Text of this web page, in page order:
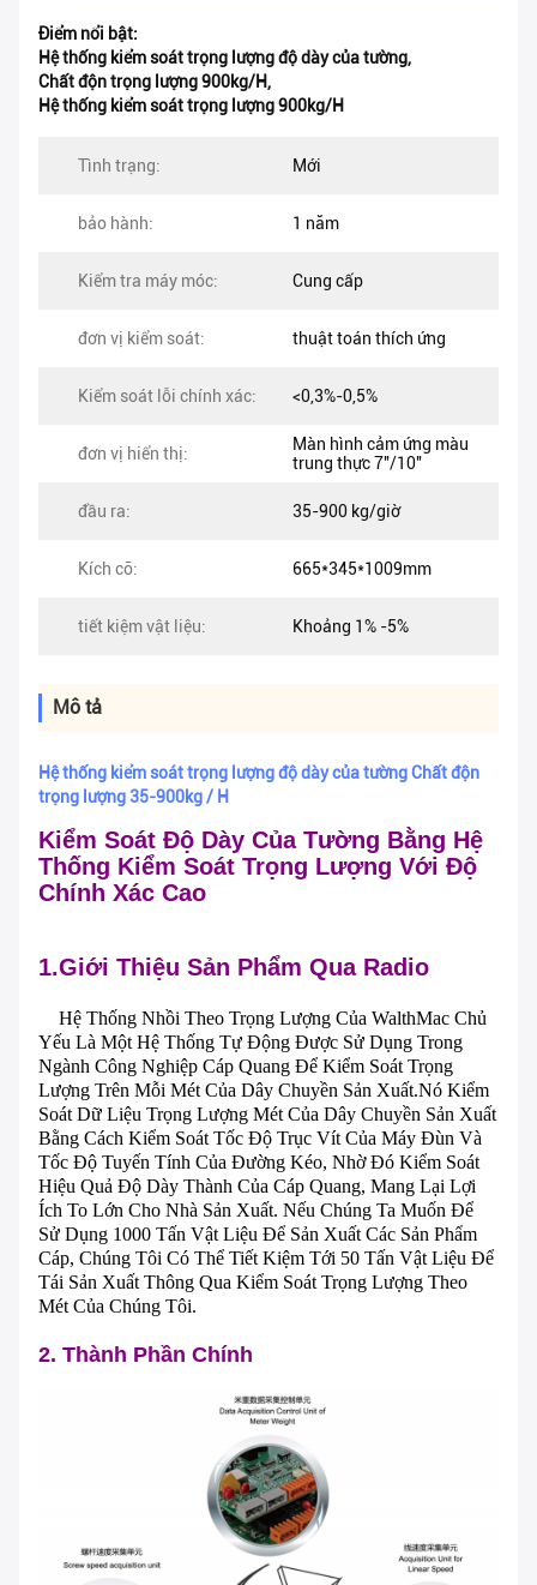
Điểm nổi bật:
Hệ thống kiểm soát trọng lượng độ dày của tường,
Chất độn trọng lượng 900kg/H,
Hệ thống kiểm soát trọng lượng 900kg/H
Tình trạng: Mới
bảo hành: 1 năm
Kiểm tra máy móc: Cung cấp
đơn vị kiểm soát: thuật toán thích ứng
Kiểm soát lỗi chính xác: <0,3%-0,5%
đơn vị hiển thị:
Màn hình cảm ứng màu
trung thực 7''/10''
đầu ra: 35-900 kg/giờ
Kích cỡ: 665*345*1009mm
tiết kiệm vật liệu: Khoảng 1% -5%
Mô tả
Hệ thống kiểm soát trọng lượng độ dày của tường Chất độn
trọng lượng 35-900kg / H
Kiểm Soát Độ Dày Của Tường Bằng Hệ
Thống Kiểm Soát Trọng Lượng Với Độ
Chính Xác Cao
1.Giới Thiệu Sản Phẩm Qua Radio
Hệ Thống Nhồi Theo Trọng Lượng Của WalthMac Chủ
Yếu Là Một Hệ Thống Tự Động Được Sử Dụng Trong
Ngành Công Nghiệp Cáp Quang Để Kiểm Soát Trọng
Lượng Trên Mỗi Mét Của Dây Chuyền Sản Xuất.Nó Kiểm
Soát Dữ Liệu Trọng Lượng Mét Của Dây Chuyền Sản Xuất
Bằng Cách Kiểm Soát Tốc Độ Trục Vít Của Máy Đùn Và
Tốc Độ Tuyến Tính Của Đường Kéo, Nhờ Đó Kiểm Soát
Hiệu Quả Độ Dày Thành Của Cáp Quang, Mang Lại Lợi
Ích To Lớn Cho Nhà Sản Xuất. Nếu Chúng Ta Muốn Để
Sử Dụng 1000 Tấn Vật Liệu Để Sản Xuất Các Sản Phẩm
Cáp, Chúng Tôi Có Thể Tiết Kiệm Tới 50 Tấn Vật Liệu Để
Tái Sản Xuất Thông Qua Kiểm Soát Trọng Lượng Theo
Mét Của Chúng Tôi.
2. Thành Phần Chính